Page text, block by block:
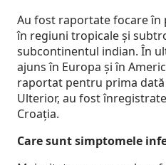
Au fost raportate focare în
în regiuni tropicale și
subcontinentul indian. În
ajuns în Europa și în
raportat pentru prima
Ulterior, au fost
Croația.
Care sunt simptomele